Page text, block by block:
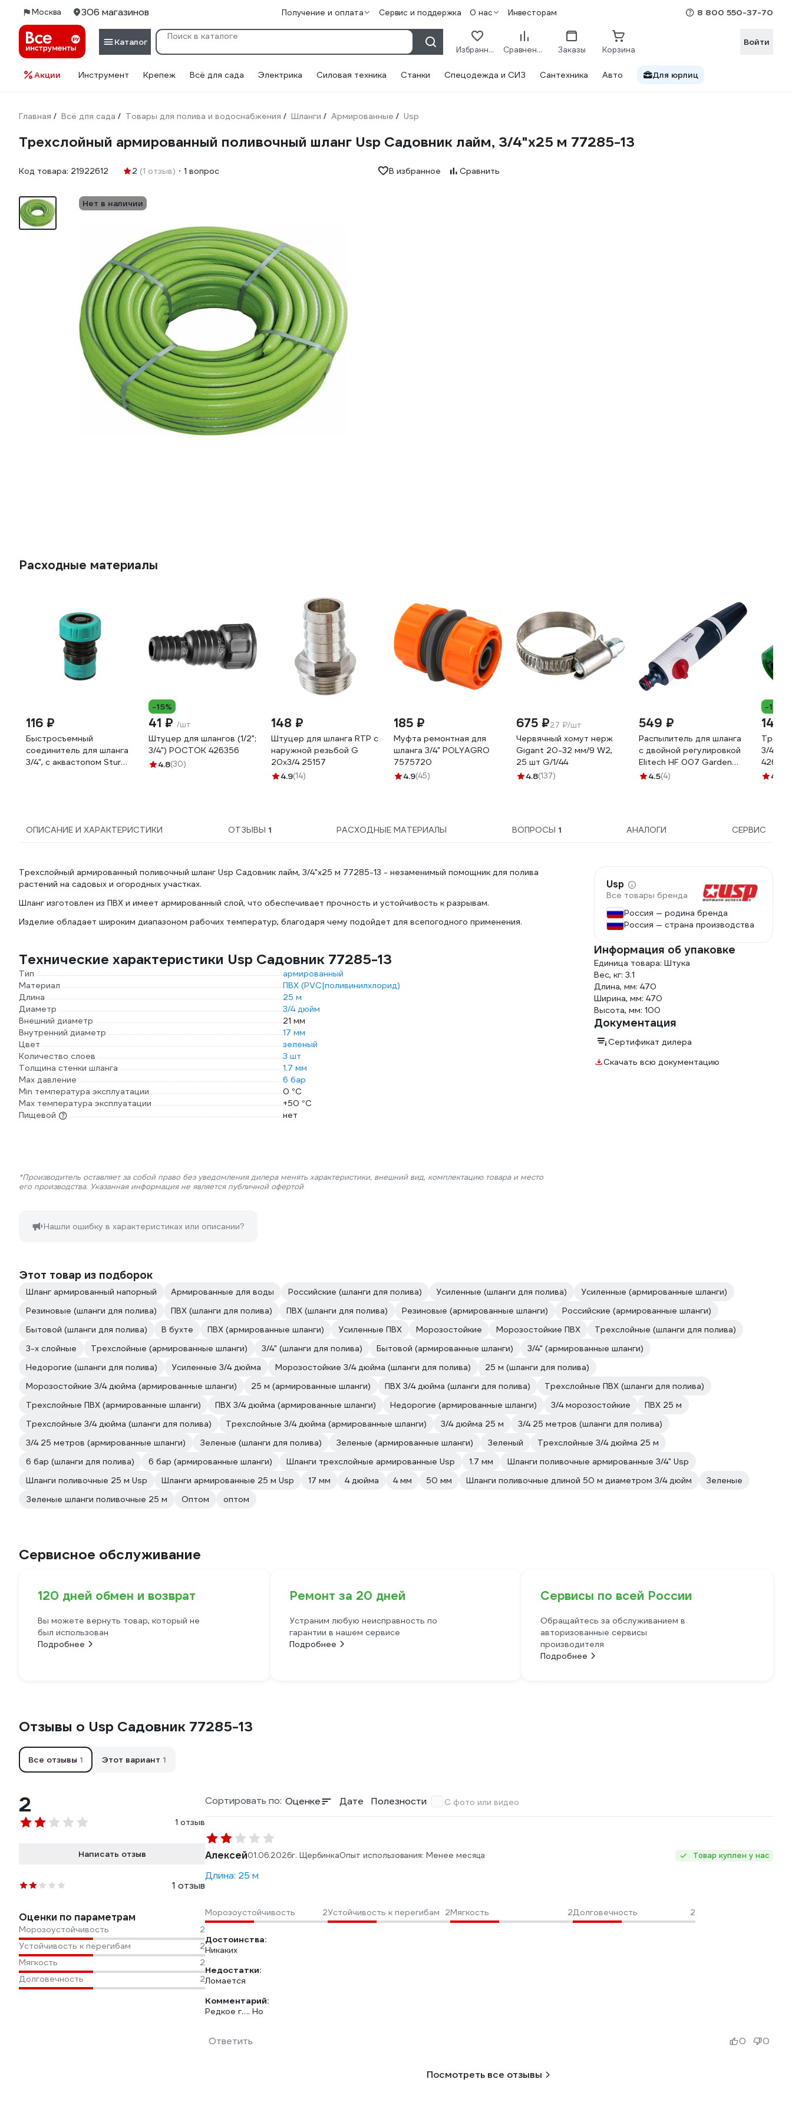
Москва 306 магазинов Получение и оплата Сервис и поддержка О нас Инвесторам 8 800 550-37-70
Каталог
Избранное Сравнение Заказы Корзина
Войти
Акции Инструмент Крепеж Всё для сада Электрика Силовая техника Станки Спецодежда и СИЗ Сантехника Авто Для юрлиц
Главная / Всё для сада / Товары для полива и водоснабжения / Шланги / Армированные / Usp
Трехслойный армированный поливочный шланг Usp Садовник лайм, 3/4"x25 м 77285-13
Код товара: 21922612 2 (1 отзыв) 1 вопрос В избранное Сравнить
Нет в наличии
Расходные материалы
116 ₽
Быстросъемный
соединитель для шланга
3/4", с аквастопом Sturm
-15%
41 ₽ /шт
Штуцер для шлангов (1/2";
3/4") РОСТОК 426356
4.8(30)
148 ₽
Штуцер для шланга RTP с
наружной резьбой G
20х3/4 25157
4.9(14)
185 ₽
Муфта ремонтная для
шланга 3/4" POLYAGRO
7575720
4.9(45)
675 ₽27 ₽/шт
Червячный хомут нерж
Gigant 20-32 мм/9 W2,
25 шт G/1/44
4.8(137)
549 ₽
Распылитель для шланга
с двойной регулировкой
Elitech HF 007 Garden
206031
4.5(4)
-10%
145
3/
426372
4.9
ОПИСАНИЕ И ХАРАКТЕРИСТИКИ ОТЗЫВЫ 1 РАСХОДНЫЕ МАТЕРИАЛЫ ВОПРОСЫ 1 АНАЛОГИ СЕРВИС
Трехслойный армированный поливочный шланг Usp Садовник лайм, 3/4"x25 м 77285-13 - незаменимый помощник для полива
растений на садовых и огородных участках.
Шланг изготовлен из ПВХ и имеет армированный слой, что обеспечивает прочность и устойчивость к разрывам.
Изделие обладает широким диапазоном рабочих температур, благодаря чему подойдет для всепогодного применения.
Технические характеристики Usp Садовник 77285-13
Тип
армированный
Материал
ПВХ (PVC|поливинилхлорид)
Длина
25 м
Диаметр
3/4 дюйм
Внешний диаметр
21 мм
Внутренний диаметр
17 мм
Цвет
зеленый
Количество слоев
3 шт
Толщина стенки шланга
1.7 мм
Max давление
6 бар
Min температура эксплуатации
0 °С
Мах температура эксплуатации
+50 °С
Пищевой
нет
*Производитель оставляет за собой право без уведомления дилера менять характеристики, внешний вид, комплектацию товара и место
его производства. Указанная информация не является публичной офертой
Нашли ошибку в характеристиках или описании?
Usp
Все товары бренда
Россия — родина бренда
Россия — страна производства
Информация об упаковке
Единица товара: Штука
Вес, кг: 3.1
Длина, мм: 470
Ширина, мм: 470
Высота, мм: 100
Документация
Сертификат дилера
Скачать всю документацию
Этот товар из подборок
Шланг армированный напорный Армированные для воды Российские (шланги для полива) Усиленные (шланги для полива)
Усиленные (армированные шланги)
Резиновые (шланги для полива)
ПВХ (шланги для полива) ПВХ (шланги для полива) Резиновые (армированные шланги)
Российские (армированные шланги)
Бытовой (шланги для полива)
В бухте ПВХ (армированные шланги) Усиленные ПВХ Морозостойкие Морозостойкие ПВХ
Трехслойные (шланги для полива)
3-х слойные
Трехслойные (армированные шланги) 3/4" (шланги для полива) Бытовой (армированные шланги)
3/4" (армированные шланги)
Недорогие (шланги для полива)
Усиленные 3/4 дюйма Морозостойкие 3/4 дюйма (шланги для полива)
25 м (шланги для полива)
Морозостойкие 3/4 дюйма (армированные шланги)
25 м (армированные шланги) ПВХ 3/4 дюйма (шланги для полива)
Трехслойные ПВХ (шланги для полива)
Трехслойные ПВХ (армированные шланги)
ПВХ 3/4 дюйма (армированные шланги) Недорогие (армированные шланги) 3/4 морозостойкие
ПВХ 25 м
Трехслойные 3/4 дюйма (шланги для полива)
Трехслойные 3/4 дюйма (армированные шланги) 3/4 дюйма 25 м
3/4 25 метров (шланги для полива)
3/4 25 метров (армированные шланги)
Зеленые (шланги для полива) Зеленые (армированные шланги) Зеленый
Трехслойные 3/4 дюйма 25 м
6 бар (шланги для полива)
6 бар (армированные шланги) Шланги трехслойные армированные Usp 1.7 мм
Шланги поливочные армированные 3/4" Usp
Шланги поливочные 25 м Usp
Шланги армированные 25 м Usp 17 мм 4 дюйма 4 мм 50 мм Шланги поливочные длиной 50 м диаметром 3/4 дюйм
Зеленые
Зеленые шланги поливочные 25 м
Оптом оптом
Сервисное обслуживание
120 дней обмен и возврат
Вы можете вернуть товар, который не
был использован
Подробнее
Ремонт за 20 дней
Устраним любую неисправность по
гарантии в нашем сервисе
Подробнее
Сервисы по всей России
Обращайтесь за обслуживанием в
авторизованные сервисы
производителя
Подробнее
Отзывы о Usp Садовник 77285-13
Все отзывы 1 Этот вариант 1
2
1 отзыв
Написать отзыв
1 отзыв
Оценки по параметрам
Морозоустойчивость
2
Устойчивость к перегибам
2
Мягкость
2
Долговечность
2
Сортировать по: Оценке Дате Полезности С фото или видео
Алексей01.06.2026г. ЩербинкаОпыт использования: Менее месяца Товар куплен у нас
Длина: 25 м
Морозоустойчивость 2Устойчивость к перегибам 2Мягкость 2Долговечность 2
Достоинства:
Никаких
Недостатки:
Ломается
Комментарий:
Редкое г…. Но
Ответить 0 0
Посмотреть все отзывы